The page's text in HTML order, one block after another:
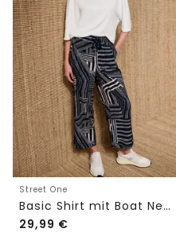
Street One
Basic Shirt mit Boat Neck und Elastikbund
29,99 €